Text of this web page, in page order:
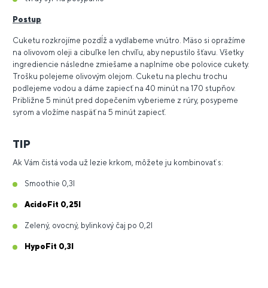
Postup
Cuketu rozkrojíme pozdĺž a vydlabeme vnútro. Mäso si opražíme
na olivovom oleji a cibuľke len chvíľu, aby nepustilo šťavu. Všetky
ingrediencie následne zmiešame a naplníme obe polovice cukety.
Trošku polejeme olivovým olejom. Cuketu na plechu trochu
podlejeme vodou a dáme zapiecť na 40 minút na 170 stupňov.
Približne 5 minút pred dopečením vyberieme z rúry, posypeme
syrom a vložíme naspäť na 5 minút zapiecť.
TIP
Ak Vám čistá voda už lezie krkom, môžete ju kombinovať s:
Smoothie 0,3l
AcidoFit 0,25l
Zelený, ovocný, bylinkový čaj po 0,2l
HypoFit 0,3l